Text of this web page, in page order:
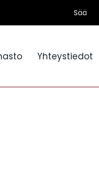
Sää
Yhteystiedot